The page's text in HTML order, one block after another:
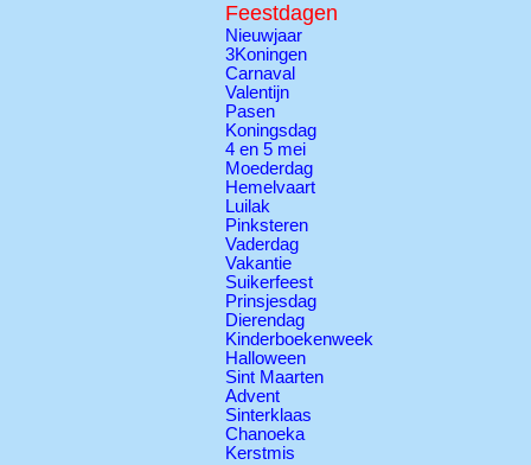
Feestdagen
Nieuwjaar
3Koningen
Carnaval
Valentijn
Pasen
Koningsdag
4 en 5 mei
Moederdag
Hemelvaart
Luilak
Pinksteren
Vaderdag
Vakantie
Suikerfeest
Prinsjesdag
Dierendag
Kinderboekenweek
Halloween
Sint Maarten
Advent
Sinterklaas
Chanoeka
Kerstmis